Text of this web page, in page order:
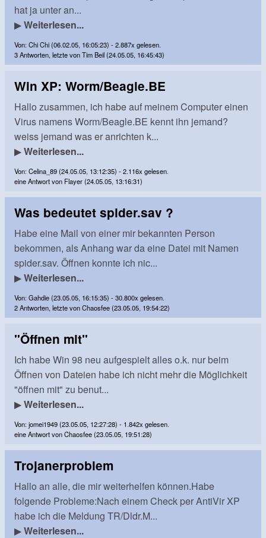
hat ja unter an...
▶Weiterlesen...
Von: Chi Chi (06.02.05, 16:05:23) - 2.887x gelesen.
3 Antworten, letzte von Tim Beil (24.05.05, 16:45:43)
Win XP: Worm/Beagle.BE
Hallo zusammen, ich habe auf meinem Computer einen
Virus namens Worm/Beagle.BE kennt ihn jemand?
weiss jemand was er anrichten k...
▶Weiterlesen...
Von: Celina_89 (24.05.05, 13:12:35) - 2.116x gelesen.
eine Antwort von Flayer (24.05.05, 13:16:31)
Was bedeutet spider.sav ?
Habe eine Mail von einer mir bekannten Person
bekommen, als Anhang war da eine Datei mit Namen
spider.sav. Öffnen konnte ich nic...
▶Weiterlesen...
Von: Gahdie (23.05.05, 16:15:35) - 30.800x gelesen.
2 Antworten, letzte von Chaosfee (23.05.05, 19:54:22)
"Öffnen mit"
Ich habe Win 98 neu aufgespielt alles o.k. nur beim
Öffnen von Dateien habe ich nicht mehr die Möglichkeit
"öffnen mit" zu benut...
▶Weiterlesen...
Von: jomei1949 (23.05.05, 12:27:28) - 1.842x gelesen.
eine Antwort von Chaosfee (23.05.05, 19:51:28)
Trojanerproblem
Hallo an alle, die mir weiterhelfen können.Habe
folgende Probleme:Nach einem Check per AntiVir XP
habe ich die Meldung TR/Dldr.M...
▶Weiterlesen...